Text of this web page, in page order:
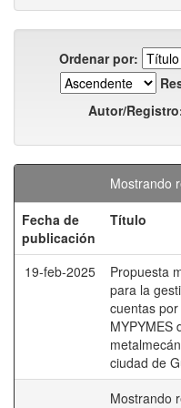
Ordenar por:
Autor/
Mostrando
Fecha de
publicación
Título
19-feb-2025
Propuesta
para la
cuentas
MYPYMES
ciudad de
Mostrando